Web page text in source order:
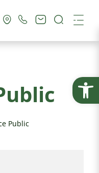
Ouvrir
Public